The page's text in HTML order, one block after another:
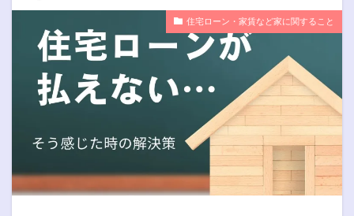
住宅ローン・家賃など家に関すること